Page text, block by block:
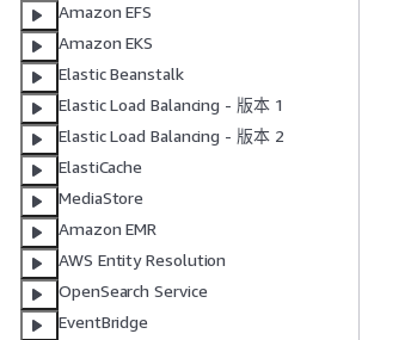
Amazon EFS
Amazon EKS
Elastic Beanstalk
Elastic Load Balancing - 版本 1
Elastic Load Balancing - 版本 2
ElastiCache
MediaStore
Amazon EMR
AWS Entity Resolution
OpenSearch Service
EventBridge